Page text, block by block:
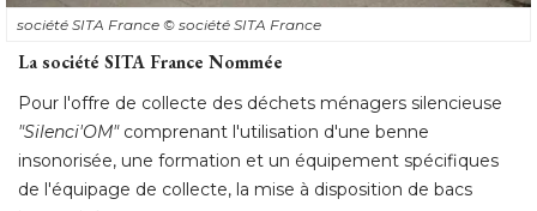
société SITA France © société SITA France
La société SITA France Nommée
Pour l'offre de collecte des déchets ménagers silencieuse
"Silenci'OM"comprenant l'utilisation d'une benne
insonorisée, une formation et un équipement spécifiques
de l'équipage de collecte, la mise à disposition de bacs